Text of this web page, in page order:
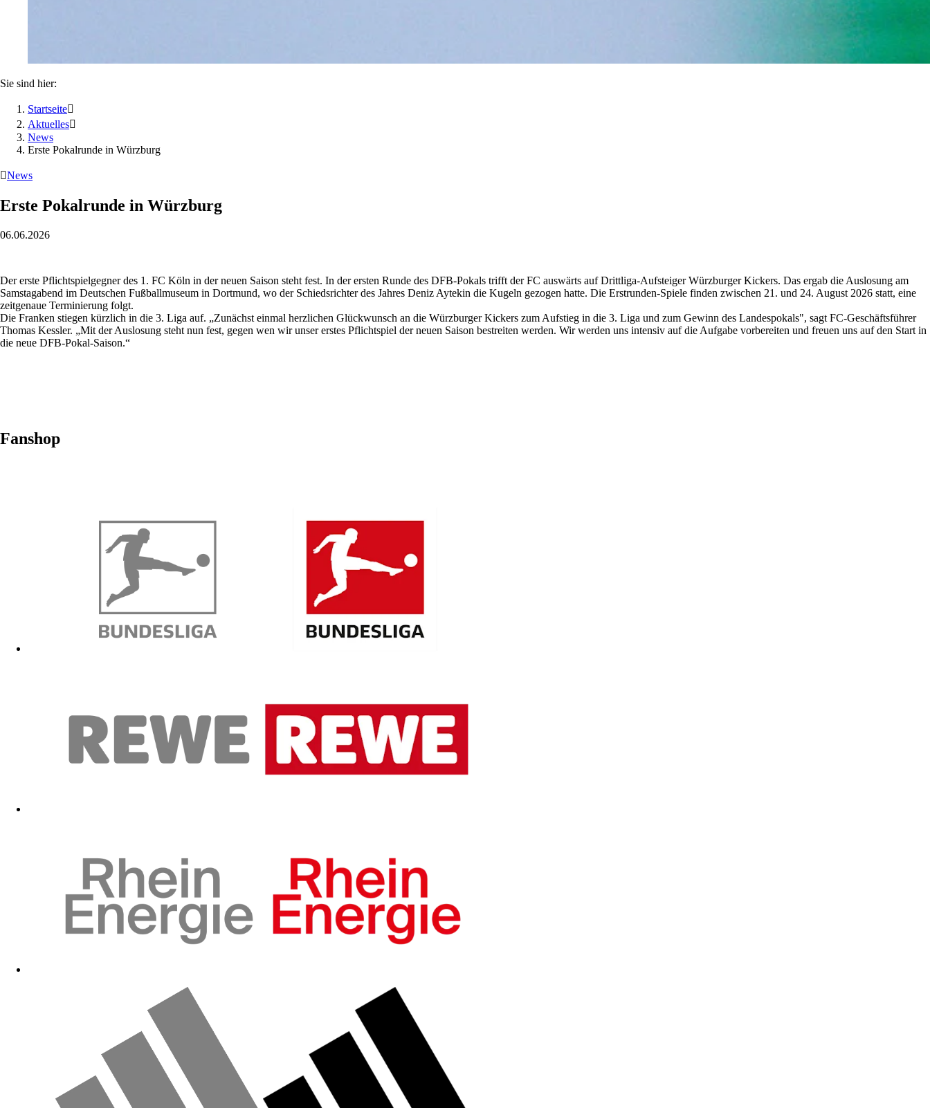
Sie sind hier:
Startseite
Aktuelles
News
Erste Pokalrunde in Würzburg
News
Erste Pokalrunde in Würzburg
06.06.2026
Der erste Pflichtspielgegner des 1. FC Köln in der neuen Saison steht fest. In der ersten Runde des DFB-Pokals trifft der FC auswärts auf Drittliga-Aufsteiger Würzburger Kickers. Das ergab die Auslosung am
Samstagabend im Deutschen Fußballmuseum in Dortmund, wo der Schiedsrichter des Jahres Deniz Aytekin die Kugeln gezogen hatte. Die Erstrunden-Spiele finden zwischen 21. und 24. August 2026 statt, eine
zeitgenaue Terminierung folgt.
Die Franken stiegen kürzlich in die 3. Liga auf. „Zunächst einmal herzlichen Glückwunsch an die Würzburger Kickers zum Aufstieg in die 3. Liga und zum Gewinn des Landespokals", sagt FC-Geschäftsführer
Thomas Kessler. „Mit der Auslosung steht nun fest, gegen wen wir unser erstes Pflichtspiel der neuen Saison bestreiten werden. Wir werden uns intensiv auf die Aufgabe vorbereiten und freuen uns auf den Start in
die neue DFB-Pokal-Saison.“
Fanshop